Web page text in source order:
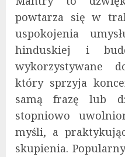
powtarza się w
uspokojenia
hinduskiej i
wykorzystywane
który sprzyja
samą frazę lub
stopniowo
myśli, a
skupienia.